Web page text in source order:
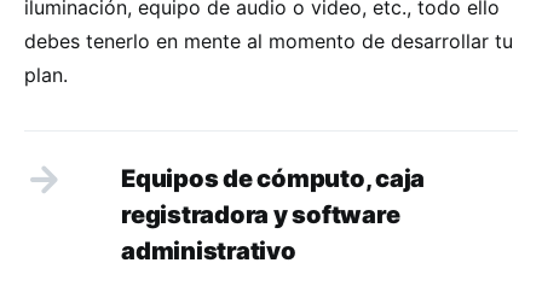
iluminación, equipo de audio o video, etc., todo ello
debes tenerlo en mente al momento de desarrollar tu
plan.
Equipos de cómputo, caja
registradora y software
administrativo